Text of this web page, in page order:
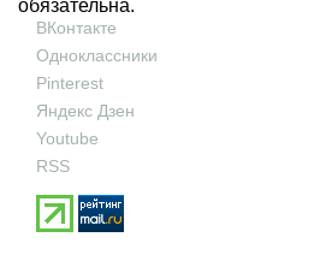
обязательна.
ВКонтакте
Одноклассники
Pinterest
Яндекс Дзен
Youtube
RSS